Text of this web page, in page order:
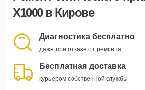
X1000в Кирове
Диагностика бесплатно
даже при отказе от ремонта
Бесплатная доставка
курьером собственной службы